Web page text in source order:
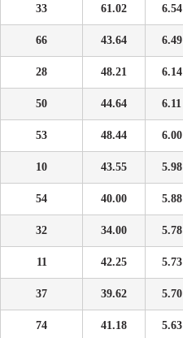
33 61.02 6.54
66 43.64 6.49
28 48.21 6.14
50 44.64 6.11
53 48.44 6.00
10 43.55 5.98
54 40.00 5.88
32 34.00 5.78
11 42.25 5.73
37 39.62 5.70
74 41.18 5.63